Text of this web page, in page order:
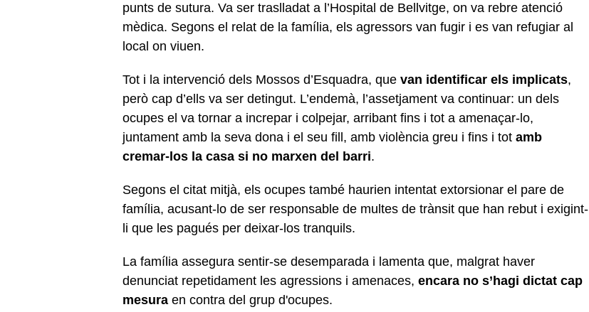
punts de sutura. Va ser traslladat a l’Hospital de Bellvitge, on va rebre atenció
mèdica. Segons el relat de la família, els agressors van fugir i es van refugiar al
local on viuen.
Tot i la intervenció dels Mossos d’Esquadra, que van identificar els implicats,
però cap d’ells va ser detingut. L’endemà, l’assetjament va continuar: un dels
ocupes el va tornar a increpar i colpejar, arribant fins i tot a amenaçar-lo,
juntament amb la seva dona i el seu fill, amb violència greu i fins i tot amb
cremar-los la casa si no marxen del barri.
Segons el citat mitjà, els ocupes també haurien intentat extorsionar el pare de
família, acusant-lo de ser responsable de multes de trànsit que han rebut i exigint-
li que les pagués per deixar-los tranquils.
La família assegura sentir-se desemparada i lamenta que, malgrat haver
denunciat repetidament les agressions i amenaces, encara no s’hagi dictat cap
mesura en contra del grup d'ocupes.